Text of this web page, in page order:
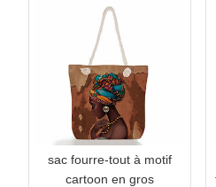
sac fourre-tout à motif
cartoon en gros